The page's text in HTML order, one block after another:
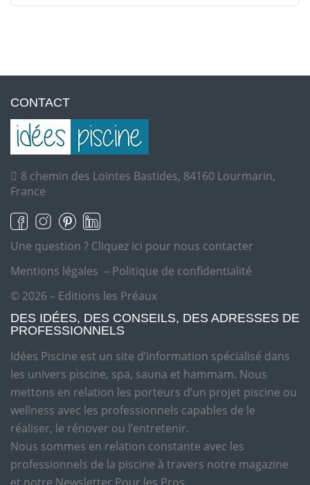
CONTACT
8 chemin des Lointes Bastides, 84160 Lourmarin,
France
Une question ? Cliquez ici pour nous contacter
Mentions légales – Politique de confidentialité
© 2026 – Editions les Préaux
DES IDÉES, DES CONSEILS, DES ADRESSES DE
PROFESSIONNELS
Idées Piscine est un site d’information spécialisé dans
les univers piscine, spa, sauna et hammam. Nous
mettons en relation les porteurs d’un projet piscine ou
wellness avec les professionnels capables de le
réaliser, le rénover ou l’entretenir.
Nous sommes en relation constante avec les
professionnels de la piscine à travers notre magazine